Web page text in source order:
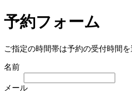
予約フォーム
ご指定の時間帯は予約の受付時間
名前
メール